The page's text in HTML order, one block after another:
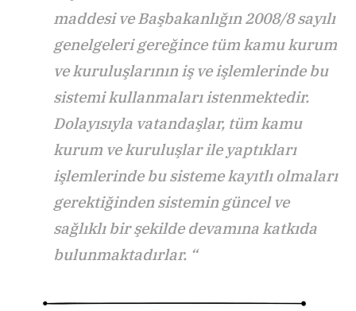
maddesi ve Başbakanlığın 2008/8 sayılı
genelgeleri gereğince tüm kamu kurum
ve kuruluşlarının iş ve işlemlerinde bu
sistemi kullanmaları istenmektedir.
Dolayısıyla vatandaşlar, tüm kamu
kurum ve kuruluşlar ile yaptıkları
işlemlerinde bu sisteme kayıtlı olmaları
gerektiğinden sistemin güncel ve
sağlıklı bir şekilde devamına katkıda
bulunmaktadırlar. “